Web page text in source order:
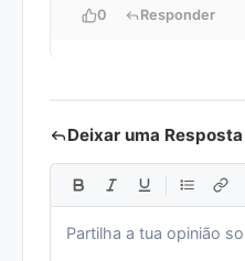
0 Responder
Deixar uma Resposta